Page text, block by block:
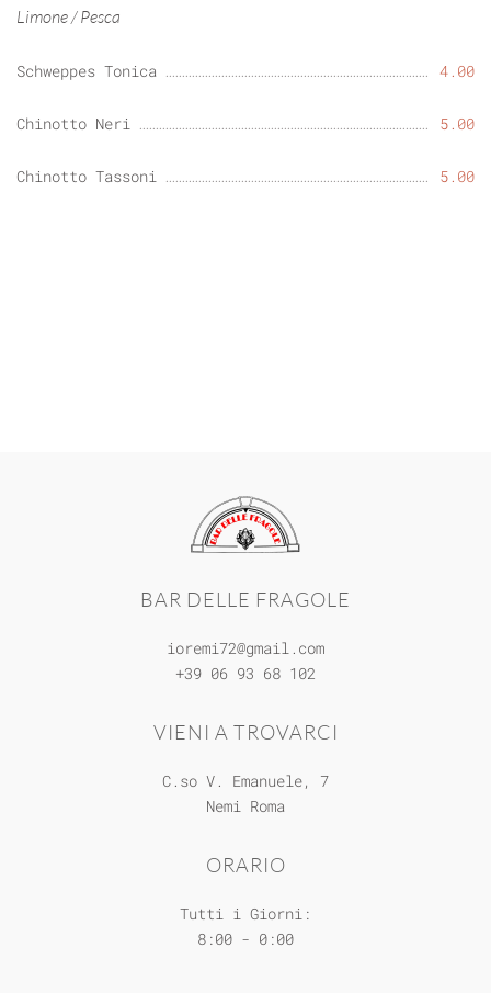
Limone / Pesca
Schweppes Tonica 4.00
Chinotto Neri 5.00
Chinotto Tassoni 5.00
VIENI A TROVARCI
C.so V. Emanuele, 7
Nemi Roma
BAR DELLE FRAGOLE
ioremi72@gmail.com
+39 06 93 68 102
ORARIO
Tutti i Giorni:
8:00 - 0:00